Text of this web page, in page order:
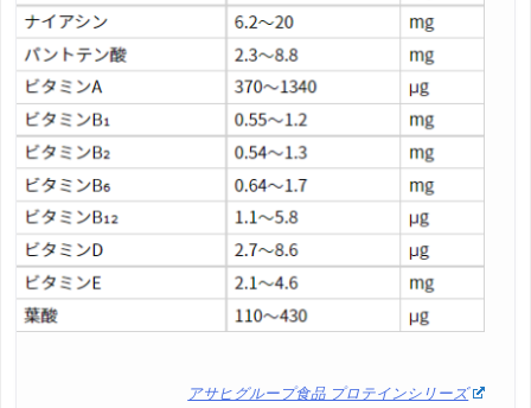
アサヒグループ食品 プロテインシリーズ